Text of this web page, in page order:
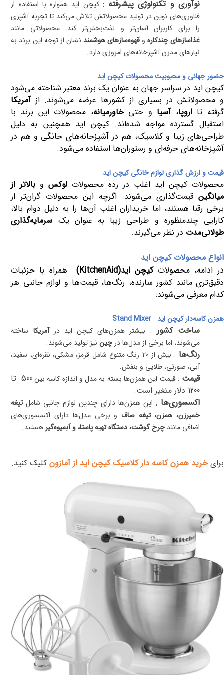
نوآوری و تکنولوژی پیشرفته : کیچن اید همواره با استفاده از
فناوری‌های نوین در تولید محصولاتش تلاش می‌کند تا تجربه آشپزی
را برای کاربران آسان‌تر و لذت‌بخش‌تر کند. محصولاتی مانند
غذاسازهای چندکاره وقهوه‌سازهای هوشمند نشان از توجه این برند به
نیازهای مدرن آشپزخانه‌های امروزی دارد.
حضور جهانی و محبوبیت محصولات کیچن اید
کیچن اید در سراسر جهان به عنوان یک برند معتبر شناخته می‌شود
و محصولاتش در بسیاری از کشورها عرضه می‌شوند. ازآمریکا
گرفته تااروپا،آسیا و حتیخاورمیانه، محصولات این برند با
استقبال گسترده مواجه شده‌اند. کیچن اید همچنین به دلیل
طراحی‌های زیبا و کلاسیک، هم در آشپزخانه‌های خانگی و هم در
آشپزخانه‌های حرفه‌ای و رستوران‌ها استفاده می‌شود.
قیمت و ارزش‌ گذاری لوازم خانگی کیچن اید
محصولات کیچن اید اغلب در رده محصولات لوکسو بالاتر از
میانگین قیمت‌گذاری می‌شوند. اگرچه این محصولات گران‌تر از
برخی رقبا هستند، اما خریداران اغلب آن‌ها را به دلیل دوام بالا،
کارایی چندمنظوره و طراحی زیبا به عنوان یک سرمایه‌گذاری
طولانی‌مدت در نظر می‌گیرند.
انواع محصولات کیچن اید
در ادامه، محصولاتکیچن اید(KitchenAid)
همراه با جزئیات
دقیق‌تری مانند کشور سازنده، رنگ‌ها، قیمت‌ها و لوازم جانبی هر
کدام معرفی می‌شوند:
همزن کاسه‌دار کیچن اید Stand Mixer
ساخت کشور : بیشتر همزن‌های کیچن اید درآمریکا ساخته
می‌شوند، اما برخی از مدل‌ها در چین نیز تولید می‌شوند.
رنگ‌ها :
بیش از 20 رنگ متنوع شامل قرمز، مشکی، نقره‌ای، سفید،
آبی، صورتی، طلایی و بنفش.
قیمت : قیمت این همزن‌ها بسته به مدل و اندازه کاسه بین500 تا
1200 دلار متغیر است
.
اکسسوری‌ها : این همزن‌ها دارای چندین لوازم جانبی شاملتیغه
خمیرزن، همزن، تیغه صاف و برخی مدل‌ها دارای اکسسوری‌های
اضافی مانند چرخ گوشت، دستگاه تهیه پاستا، و آبمیوه‌گیر هستند.
برایخرید همزن کاسه دار کلاسیک کیچن اید از آمازون کلیک کنید.